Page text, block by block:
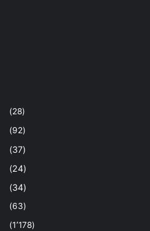
(28)
(92)
(37)
(24)
(34)
(63)
(1٬178)